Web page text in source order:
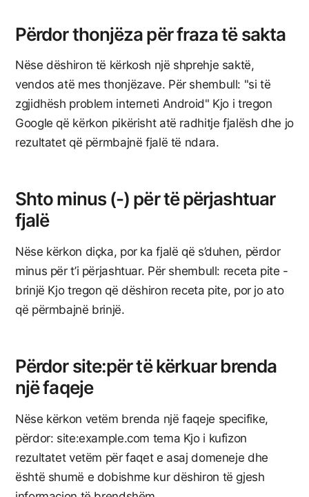
Përdor thonjëza për fraza të sakta
Nëse dëshiron të kërkosh një shprehje saktë,
vendos atë mes thonjëzave. Për shembull: "si të
zgjidhësh problem interneti Android" Kjo i tregon
Google që kërkon pikërisht atë radhitje fjalësh dhe jo
rezultatet që përmbajnë fjalë të ndara.
Shtominus (-) për të përjashtuar
fjalë
Nëse kërkon diçka, por ka fjalë që s’duhen, përdor
minus për t’i përjashtuar. Për shembull: receta pite -
brinjë Kjo tregon që dëshiron receta pite, por jo ato
që përmbajnë brinjë.
Përdor site:për të kërkuar brenda
një faqeje
Nëse kërkon vetëm brenda një faqeje specifike,
përdor: site:example.com tema Kjo i kufizon
rezultatet vetëm për faqet e asaj domeneje dhe
është shumë e dobishme kur dëshiron të gjesh